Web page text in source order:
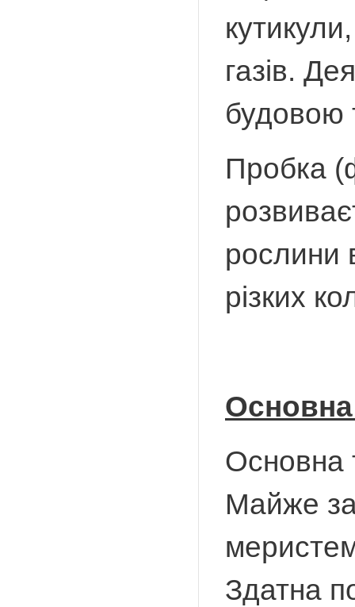
газів.
будовою
Пробка
рослини
різких
Основна
Майже
Здатна